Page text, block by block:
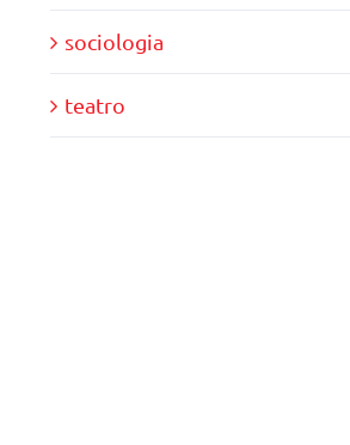
sociologia
teatro